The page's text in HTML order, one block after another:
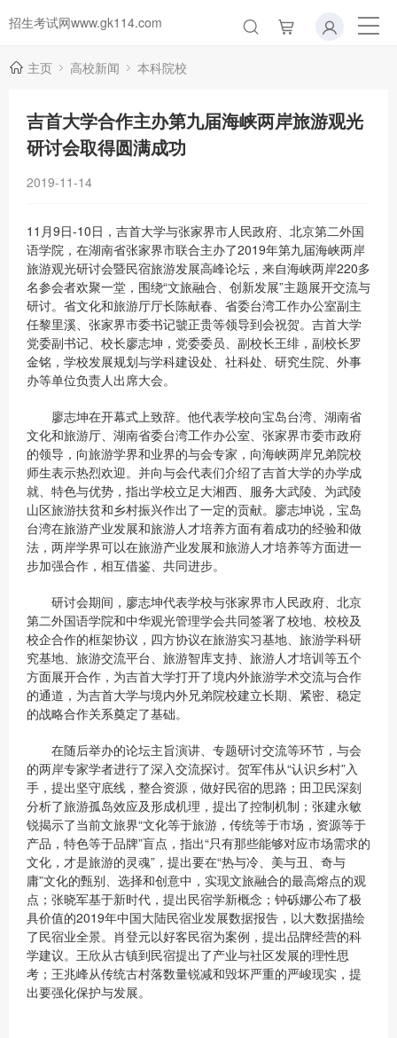
招生考试网www.gk114.com
主页 高校新闻 本科院校
吉首大学合作主办第九届海峡两岸旅游观光
研讨会取得圆满成功
2019-11-14
11月9日-10日，吉首大学与张家界市人民政府、北京第二外国
语学院，在湖南省张家界市联合主办了2019年第九届海峡两岸
旅游观光研讨会暨民宿旅游发展高峰论坛，来自海峡两岸220多
名参会者欢聚一堂，围绕“文旅融合、创新发展”主题展开交流与
研讨。省文化和旅游厅厅长陈献春、省委台湾工作办公室副主
任黎里溪、张家界市委书记虢正贵等领导到会祝贺。吉首大学
党委副书记、校长廖志坤，党委委员、副校长王绯，副校长罗
金铭，学校发展规划与学科建设处、社科处、研究生院、外事
办等单位负责人出席大会。
廖志坤在开幕式上致辞。他代表学校向宝岛台湾、湖南省
文化和旅游厅、湖南省委台湾工作办公室、张家界市委市政府
的领导，向旅游学界和业界的与会专家，向海峡两岸兄弟院校
师生表示热烈欢迎。并向与会代表们介绍了吉首大学的办学成
就、特色与优势，指出学校立足大湘西、服务大武陵、为武陵
山区旅游扶贫和乡村振兴作出了一定的贡献。廖志坤说，宝岛
台湾在旅游产业发展和旅游人才培养方面有着成功的经验和做
法，两岸学界可以在旅游产业发展和旅游人才培养等方面进一
步加强合作，相互借鉴、共同进步。
研讨会期间，廖志坤代表学校与张家界市人民政府、北京
第二外国语学院和中华观光管理学会共同签署了校地、校校及
校企合作的框架协议，四方协议在旅游实习基地、旅游学科研
究基地、旅游交流平台、旅游智库支持、旅游人才培训等五个
方面展开合作，为吉首大学打开了境内外旅游学术交流与合作
的通道，为吉首大学与境内外兄弟院校建立长期、紧密、稳定
的战略合作关系奠定了基础。
在随后举办的论坛主旨演讲、专题研讨交流等环节，与会
的两岸专家学者进行了深入交流探讨。贺军伟从“认识乡村”入
手，提出坚守底线，整合资源，做好民宿的思路；田卫民深刻
分析了旅游孤岛效应及形成机理，提出了控制机制；张建永敏
锐揭示了当前文旅界“文化等于旅游，传统等于市场，资源等于
产品，特色等于品牌”盲点，指出“只有那些能够对应市场需求的
文化，才是旅游的灵魂”，提出要在“热与冷、美与丑、奇与
庸”文化的甄别、选择和创意中，实现文旅融合的最高熔点的观
点；张晓军基于新时代，提出民宿学新概念；钟砾娜公布了极
具价值的2019年中国大陆民宿业发展数据报告，以大数据描绘
了民宿业全景。肖登元以好客民宿为案例，提出品牌经营的科
学建议。王欣从古镇到民宿提出了产业与社区发展的理性思
考；王兆峰从传统古村落数量锐减和毁坏严重的严峻现实，提
出要强化保护与发展。